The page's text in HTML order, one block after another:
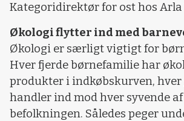
Kategoridirektør for ost hos
Økologi flytter ind med
Økologi er særligt vigtigt for
Hver fjerde børnefamilie har
produkter i indkøbskurven, hver
handler ind mod hver syvende
befolkningen. Således peger